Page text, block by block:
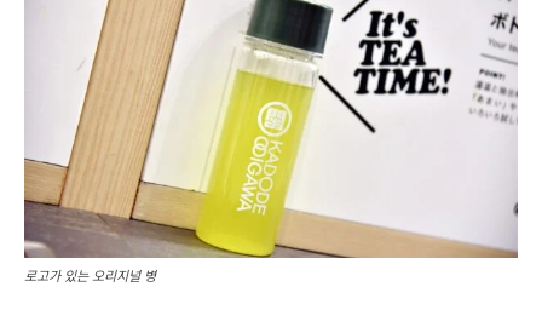
로고가 있는 오리지널 병